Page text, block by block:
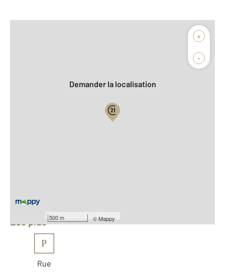
+
-
500 m ©Mappy
Biens vendus
Demander la localisation
Équipements
Les plus
P
Rue